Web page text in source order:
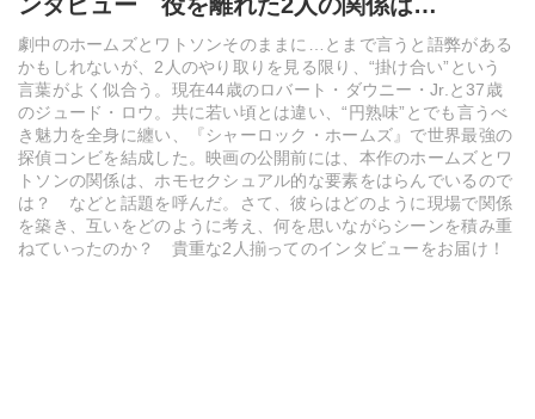
劇中のホームズとワトソンそのままに…とまで言うと語弊がある
かもしれないが、2人のやり取りを見る限り、“掛け合い”という
言葉がよく似合う。現在44歳のロバート・ダウニー・Jr.と37歳
のジュード・ロウ。共に若い頃とは違い、“円熟味”とでも言うべ
き魅力を全身に纏い、『シャーロック・ホームズ』で世界最強の
探偵コンビを結成した。映画の公開前には、本作のホームズとワ
トソンの関係は、ホモセクシュアル的な要素をはらんでいるので
は？ などと話題を呼んだ。さて、彼らはどのように現場で関係
を築き、互いをどのように考え、何を思いながらシーンを積み重
ねていったのか？ 貴重な2人揃ってのインタビューをお届け！